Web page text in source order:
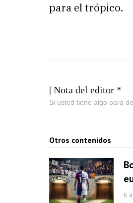
para el trópico.
| Nota del editor *
Si usted tiene algo para
Otros contenidos
6